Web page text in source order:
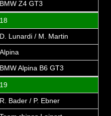
BMW Z4 GT3
18
D. Lunardi / M. Martin
Alpina
BMW Alpina B6 GT3
19
R. Bader / P. Ebner